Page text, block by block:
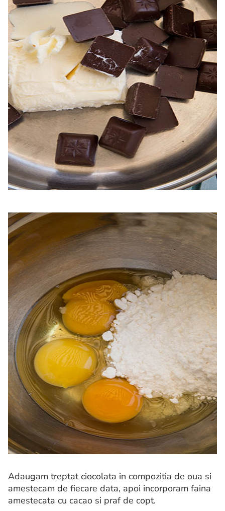
Adaugam treptat ciocolata in compozitia de oua si
amestecam de fiecare data, apoi incorporam faina
amestecata cu cacao si praf de copt.